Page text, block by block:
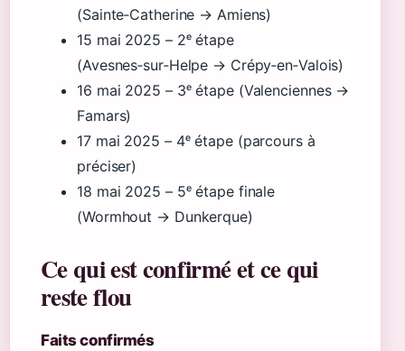
(Sainte‑Catherine → Amiens)
15 mai 2025 – 2ᵉ étape
(Avesnes‑sur‑Helpe → Crépy‑en‑Valois)
16 mai 2025 – 3ᵉ étape (Valenciennes →
Famars)
17 mai 2025 – 4ᵉ étape (parcours à
préciser)
18 mai 2025 – 5ᵉ étape finale
(Wormhout → Dunkerque)
Ce qui est confirmé et ce qui
reste flou
Faits confirmés